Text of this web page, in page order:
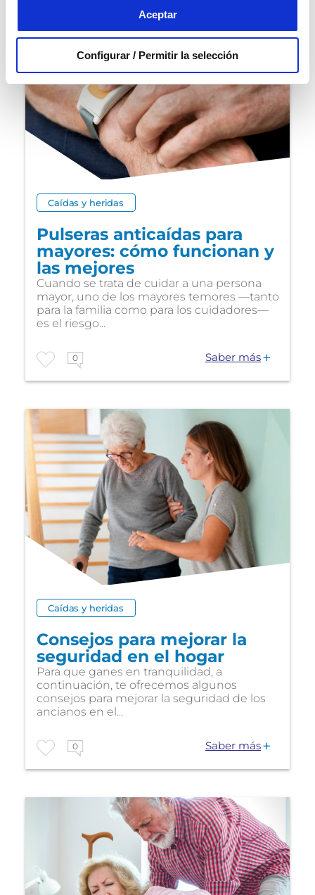
Aceptar
Configurar / Permitir la selección
Caídas y heridas
Pulseras anticaídas para
mayores: cómo funcionan y
las mejores
Cuando se trata de cuidar a una persona
mayor, uno de los mayores temores —tanto
para la familia como para los cuidadores—
es el riesgo...
0 Saber más
Caídas y heridas
Consejos para mejorar la
seguridad en el hogar
Para que ganes en tranquilidad, a
continuación, te ofrecemos algunos
consejos para mejorar la seguridad de los
ancianos en el...
0 Saber más